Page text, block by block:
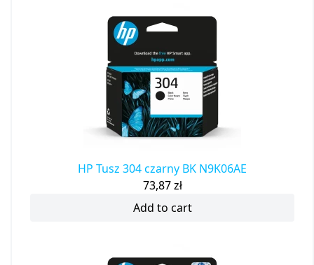
HP Tusz 304 czarny BK N9K06AE
73,87zł
Add to cart